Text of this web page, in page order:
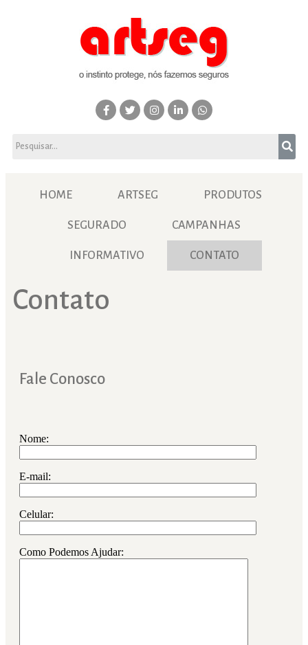
HOME ARTSEG PRODUTOS
SEGURADO CAMPANHAS
INFORMATIVO CONTATO
Contato
Fale Conosco
Nome:
E-mail:
Celular:
Como Podemos Ajudar: